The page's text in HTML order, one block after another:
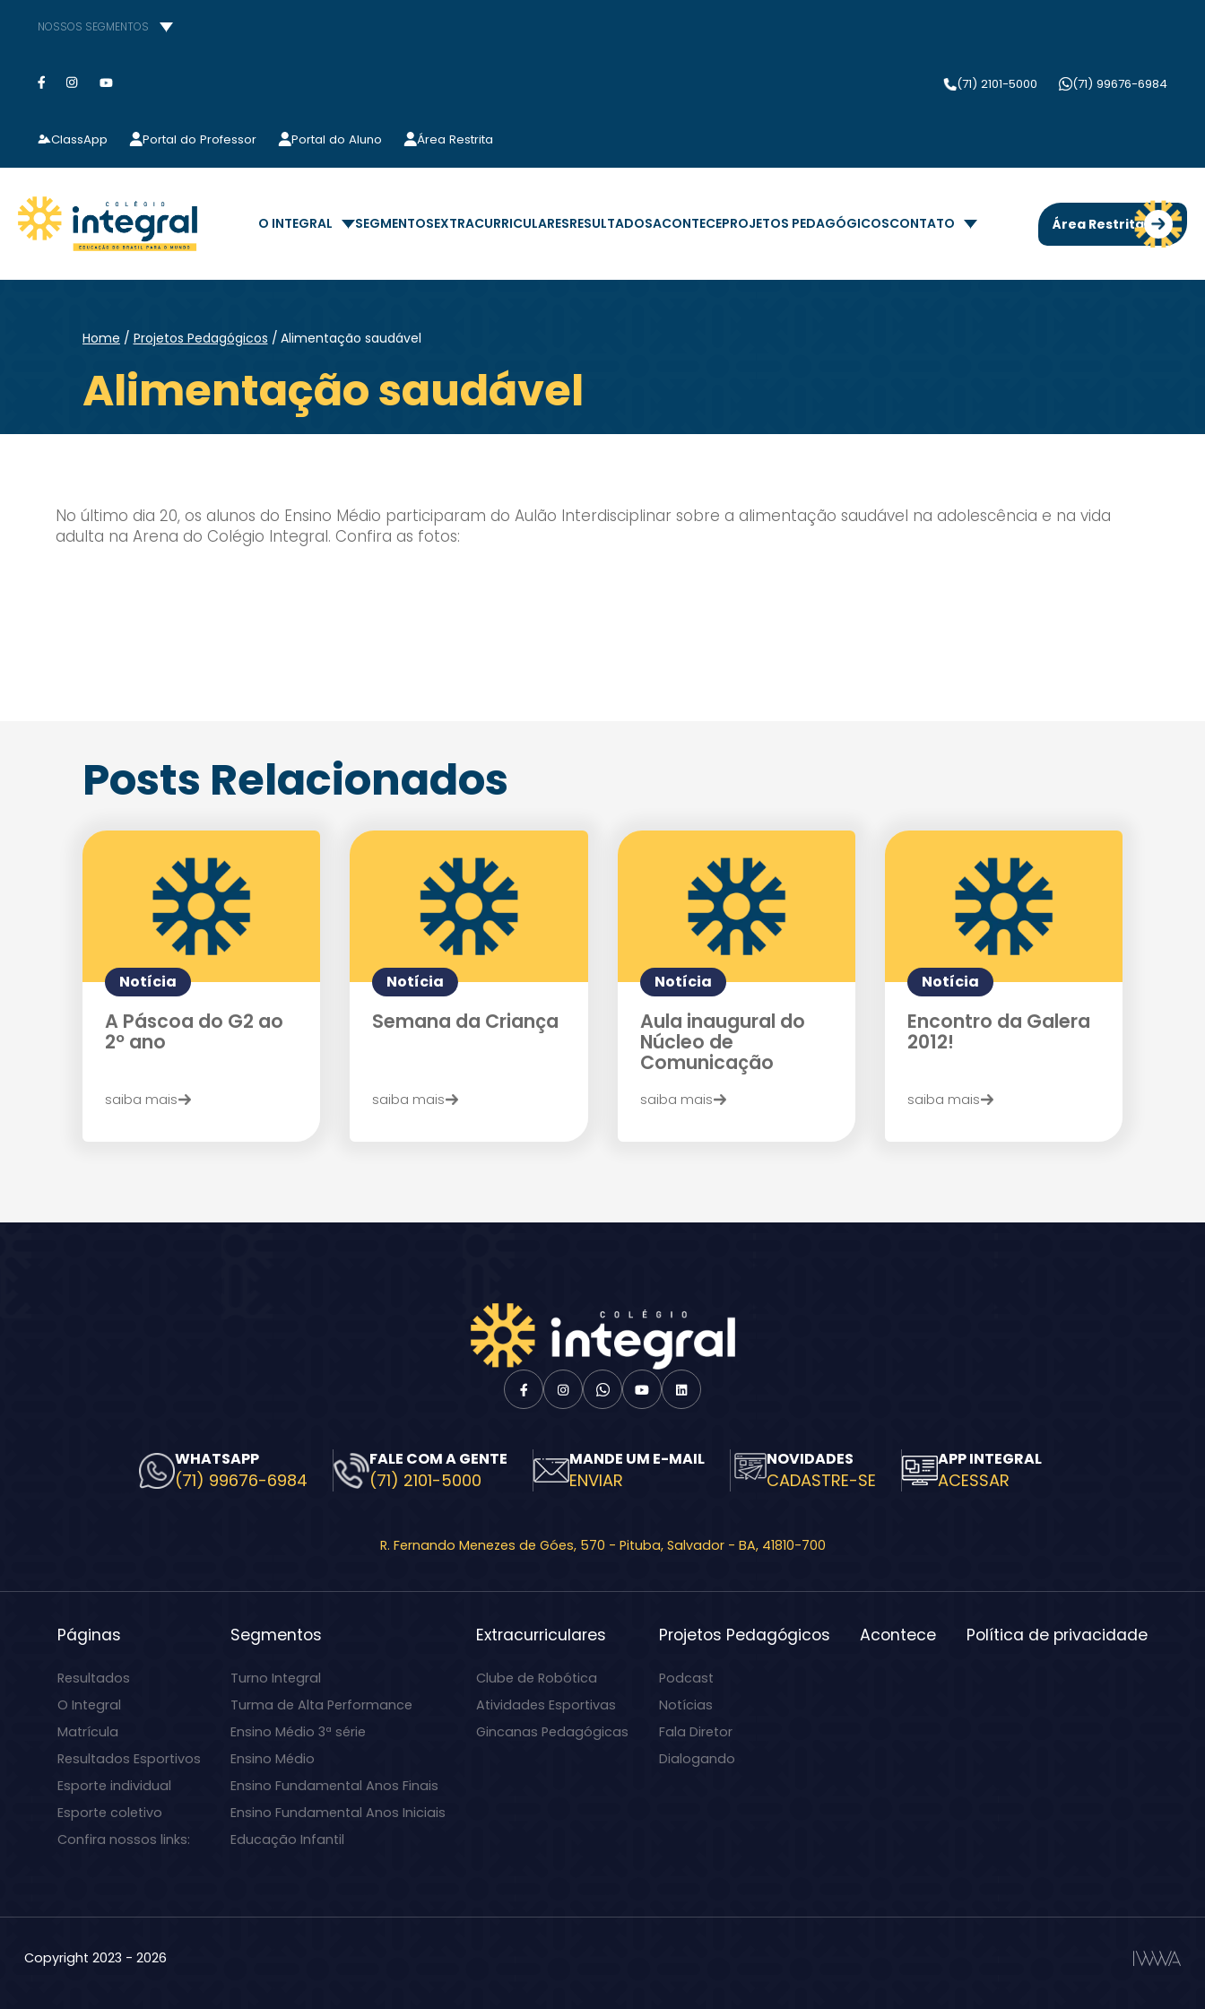
NOSSOS SEGMENTOS
ClassApp Portal do Professor Portal do Aluno Área Restrita
(71) 2101-5000 (71) 99676-6984
O INTEGRAL SEGMENTOSEXTRACURRICULARESRESULTADOSACONTECEPROJETOS PEDAGÓGICOSCONTATO Área Restrita
Home Projetos Pedagógicos Alimentação saudável
Alimentação saudável
No último dia 20, os alunos do Ensino Médio participaram do Aulão Interdisciplinar sobre a alimentação saudável na adolescência e na vida
adulta na Arena do Colégio Integral. Confira as fotos:
Posts Relacionados
Notícia
A Páscoa do G2 ao
2º ano
saiba mais
Notícia
Semana da Criança
saiba mais
Notícia
Aula inaugural do
Núcleo de
Comunicação
saiba mais
Notícia
Encontro da Galera
2012!
saiba mais
WHATSAPP
(71) 99676-6984
FALE COM A GENTE
(71) 2101-5000
MANDE UM E-MAIL
ENVIAR
NOVIDADES
CADASTRE-SE
APP INTEGRAL
ACESSAR
R. Fernando Menezes de Góes, 570 - Pituba, Salvador - BA, 41810-700
Páginas
Resultados
O Integral
Matrícula
Resultados Esportivos
Esporte individual
Esporte coletivo
Confira nossos links:
Segmentos
Turno Integral
Turma de Alta Performance
Ensino Médio 3ª série
Ensino Médio
Ensino Fundamental Anos Finais
Ensino Fundamental Anos Iniciais
Educação Infantil
Extracurriculares
Clube de Robótica
Atividades Esportivas
Gincanas Pedagógicas
Projetos Pedagógicos
Podcast
Notícias
Fala Diretor
Dialogando
Acontece Política de privacidade
Copyright 2023 - 2026
Agende uma visita
Enviei um E-mail